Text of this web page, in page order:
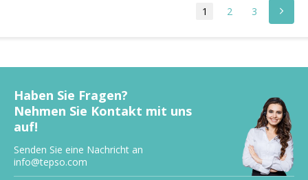
1 2 3
Haben Sie Fragen?
Nehmen Sie Kontakt mit uns
auf!
Senden Sie eine Nachricht an
info@tepso.com